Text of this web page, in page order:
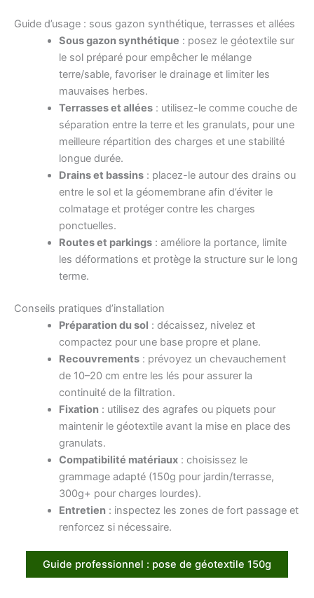
Guide d’usage : sous gazon synthétique, terrasses et allées
Sous gazon synthétique : posez le géotextile sur
le sol préparé pour empêcher le mélange
terre/sable, favoriser le drainage et limiter les
mauvaises herbes.
Terrasses et allées: utilisez-le comme couche de
séparation entre la terre et les granulats, pour une
meilleure répartition des charges et une stabilité
longue durée.
Drains et bassins: placez-le autour des drains ou
entre le sol et la géomembrane afin d’éviter le
colmatage et protéger contre les charges
ponctuelles.
Routes et parkings: améliore la portance, limite
les déformations et protège la structure sur le long
terme.
Conseils pratiques d’installation
Préparation du sol : décaissez, nivelez et
compactez pour une base propre et plane.
Recouvrements: prévoyez un chevauchement
de 10–20 cm entre les lés pour assurer la
continuité de la filtration.
Fixation: utilisez des agrafes ou piquets pour
maintenir le géotextile avant la mise en place des
granulats.
Compatibilité matériaux: choisissez le
grammage adapté (150g pour jardin/terrasse,
300g+ pour charges lourdes).
Entretien: inspectez les zones de fort passage et
renforcez si nécessaire.
Guide professionnel : pose de géotextile 150g